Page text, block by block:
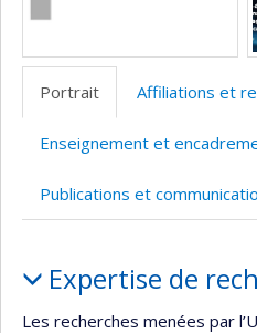
Portrait Affiliations et
Enseignement et
Publications et
Expertise de
Les recherches menées par